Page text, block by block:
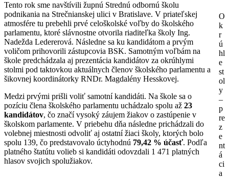
O
k
r
ú
hl
e
st
ol
y
–
p
re
z
e
nt
á
ci
a
Tento rok sme navštívili župnú Strednú odbornú školu
podnikania na Strečnianskej ulici v Bratislave. V priateľskej
atmosfére tu prebehli prvé celoškolské voľby do školského
parlamentu, ktoré slávnostne otvorila riaditeľka školy Ing.
Nadežda Ledererová. Následne sa ku kandidátom a prvým
voličom prihovorili zástupcovia BSK. Samotným voľbám na
škole predchádzala aj prezentácia kandidátov za okrúhlymi
stolmi pod taktovkou aktuálnych členov školského parlamentu a
šikovnej koordinátorky RNDr. Magdalény Hesskovej.
Medzi prvými prišli voliť samotní kandidáti. Na škole sa o
pozíciu člena školského parlamentu uchádzalo spolu až 23
kandidátov, čo značí vysoký záujem žiakov o zastúpenie v
školskom parlamente. V priebehu dňa následne prichádzali do
volebnej miestnosti odvoliť aj ostatní žiaci školy, ktorých bolo
spolu 139, čo predstavovalo úctyhodnú 79,42 % účasť. Podľa
platného štatútu volieb si kandidáti odovzdali 1 471 platných
hlasov svojich spolužiakov.